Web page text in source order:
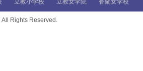
立教小学校 立教女学院 香蘭女学校
Rights Reserved.